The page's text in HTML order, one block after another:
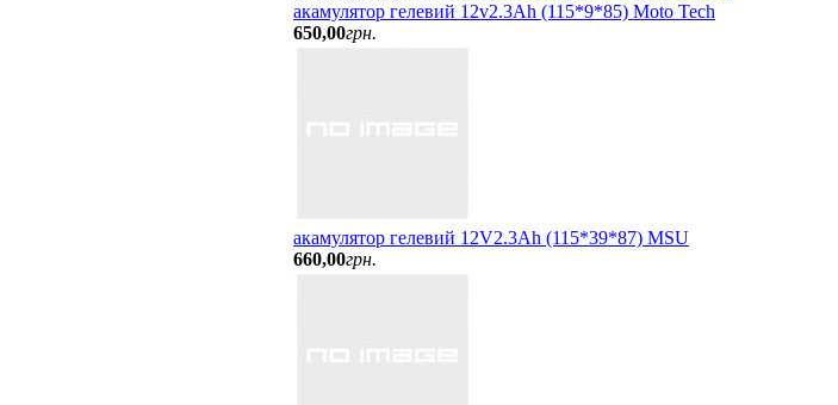
акамулятор гелевий 12v2.3Ah (115*9*85) Moto Tech
650,00грн.
акамулятор гелевий 12V2.3Ah (115*39*87) MSU
660,00грн.